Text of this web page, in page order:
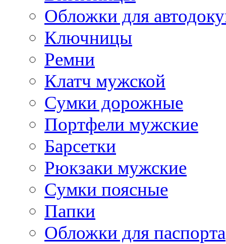
Обложки для
Ключницы
Ремни
Клатч мужской
Сумки дорожные
Портфели мужские
Барсетки
Рюкзаки мужские
Сумки поясные
Папки
Обложки для паспорта